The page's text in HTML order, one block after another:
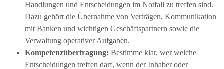
Handlungen und Entscheidungen im Notfall zu treffen sind.
Dazu gehört die Übernahme von Verträgen, Kommunikation
mit Banken und wichtigen Geschäftspartnern sowie die
Verwaltung operativer Aufgaben.
Kompetenzübertragung: Bestimme klar, wer welche
Entscheidungen treffen darf, wenn der Inhaber oder